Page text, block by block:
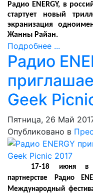
Радио ENERGY, в
стартует новый
экранизация
Жанны Райан.
Подробнее ...
Радио
Geek
Пятница, 26 Май
Опубликовано в
17-18 июня в
партнерстве Радио
Международный